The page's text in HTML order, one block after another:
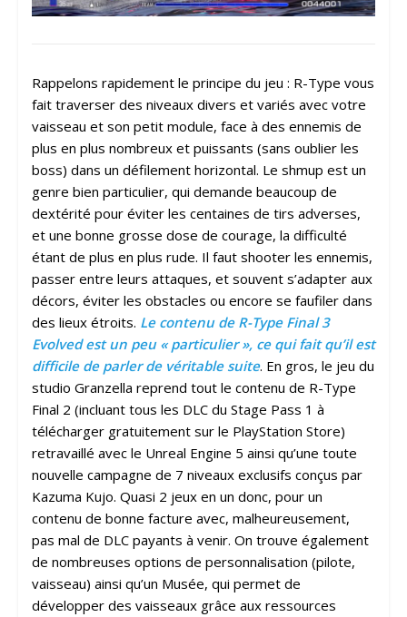
Rappelons rapidement le principe du jeu : R-Type vous
fait traverser des niveaux divers et variés avec votre
vaisseau et son petit module, face à des ennemis de
plus en plus nombreux et puissants (sans oublier les
boss) dans un défilement horizontal. Le shmup est un
genre bien particulier, qui demande beaucoup de
dextérité pour éviter les centaines de tirs adverses,
et une bonne grosse dose de courage, la difficulté
étant de plus en plus rude. Il faut shooter les ennemis,
passer entre leurs attaques, et souvent s’adapter aux
décors, éviter les obstacles ou encore se faufiler dans
des lieux étroits. Le contenu de R-Type Final 3
Evolved est un peu « particulier », ce qui fait qu’il est
difficile de parler de véritable suite. En gros, le jeu du
studio Granzella reprend tout le contenu de R-Type
Final 2 (incluant tous les DLC du Stage Pass 1 à
télécharger gratuitement sur le PlayStation Store)
retravaillé avec le Unreal Engine 5 ainsi qu’une toute
nouvelle campagne de 7 niveaux exclusifs conçus par
Kazuma Kujo. Quasi 2 jeux en un donc, pour un
contenu de bonne facture avec, malheureusement,
pas mal de DLC payants à venir. On trouve également
de nombreuses options de personnalisation (pilote,
vaisseau) ainsi qu’un Musée, qui permet de
développer des vaisseaux grâce aux ressources